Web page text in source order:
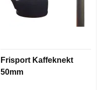
Frisport Kaffeknekt
50mm